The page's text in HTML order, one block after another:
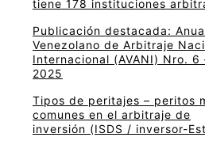
tiene 178 instituciones
Publicación destacada:
Venezolano de Arbitraje
Internacional (AVANI) Nro. 6
2025
Tipos de peritajes – peritos
comunes en el arbitraje de
inversión (ISDS / inversor-